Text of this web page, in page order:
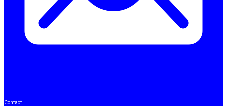
Contact